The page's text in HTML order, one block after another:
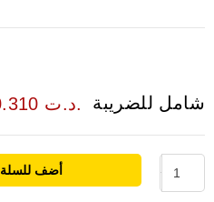
0.310 د.ت. شامل للضريبة
أضف للسلة